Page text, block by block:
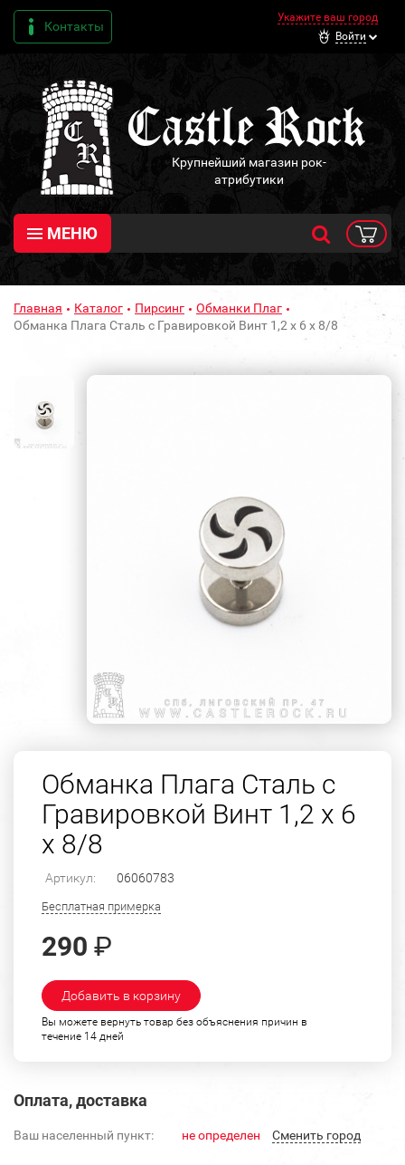
Контакты
Укажите ваш город
Войти
Крупнейший магазин рок-
атрибутики
МЕНЮ
Главная Каталог Пирсинг
Обманки Плаг
Обманка Плага Сталь с Гравировкой Винт 1,2 х 6 х 8/8
Обманка Плага Сталь с
Гравировкой Винт 1,2 х 6
х 8/8
Артикул: 06060783
Бесплатная примерка
290 ₽
Добавить в корзину
Вы можете вернуть товар без объяснения причин в
течение 14 дней
Оплата, доставка
Ваш населенный пункт: не определен Cменить город